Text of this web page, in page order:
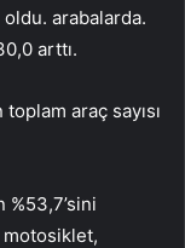
arabalarda.
arttı.
araç sayısı
motosiklet,